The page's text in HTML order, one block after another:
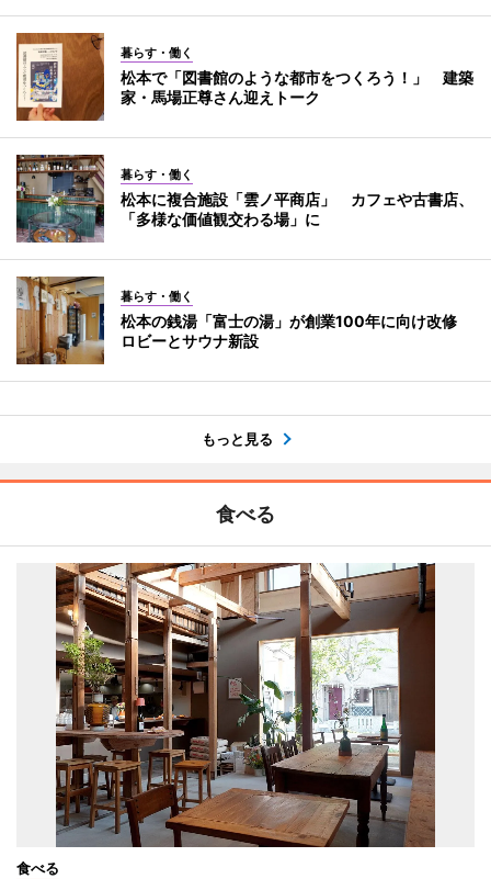
暮らす・働く
松本で「図書館のような都市をつくろう！」 建築
家・馬場正尊さん迎えトーク
暮らす・働く
松本に複合施設「雲ノ平商店」 カフェや古書店、
「多様な価値観交わる場」に
暮らす・働く
松本の銭湯「富士の湯」が創業100年に向け改修
ロビーとサウナ新設
もっと見る
食べる
食べる